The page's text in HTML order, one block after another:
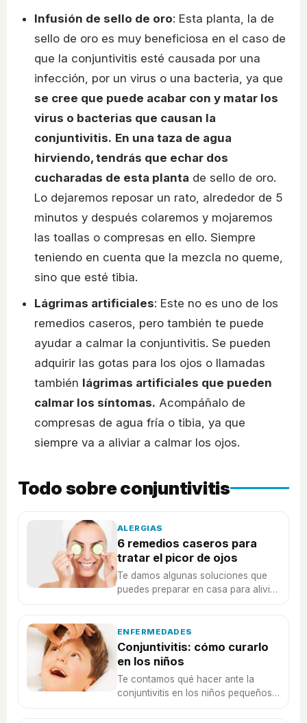
Infusión de sello de oro: Esta planta, la de
sello de oro es muy beneficiosa en el caso de
que la conjuntivitis esté causada por una
infección, por un virus o una bacteria, ya que
se cree que puede acabar con y matar los
virus o bacterias que causan la
conjuntivitis. En una taza de agua
hirviendo, tendrás que echar dos
cucharadas de esta planta de sello de oro.
Lo dejaremos reposar un rato, alrededor de 5
minutos y después colaremos y mojaremos
las toallas o compresas en ello. Siempre
teniendo en cuenta que la mezcla no queme,
sino que esté tibia.
Lágrimas artificiales: Este no es uno de los
remedios caseros, pero también te puede
ayudar a calmar la conjuntivitis. Se pueden
adquirir las gotas para los ojos o llamadas
también lágrimas artificiales que pueden
calmar los síntomas. Acompáñalo de
compresas de agua fría o tibia, ya que
siempre va a aliviar a calmar los ojos.
Todo sobre conjuntivitis
ALERGIAS
6 remedios caseros para
tratar el picor de ojos
Te damos algunas soluciones que
puedes preparar en casa para aliviar
ENFERMEDADES
Conjuntivitis: cómo curarlo
en los niños
Te contamos qué hacer ante la
conjuntivitis en los niños pequeños,